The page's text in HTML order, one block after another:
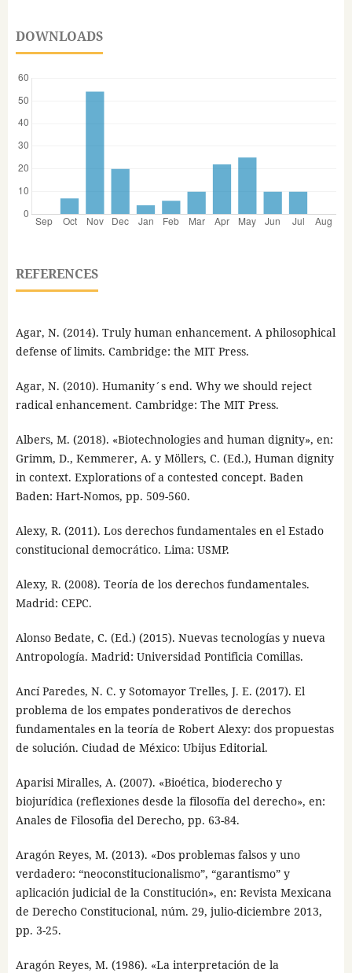
DOWNLOADS
REFERENCES
Agar, N. (2014). Truly human enhancement. A philosophical
defense of limits. Cambridge: the MIT Press.
Agar, N. (2010). Humanity´s end. Why we should reject
radical enhancement. Cambridge: The MIT Press.
Albers, M. (2018). «Biotechnologies and human dignity», en:
Grimm, D., Kemmerer, A. y Möllers, C. (Ed.), Human dignity
in context. Explorations of a contested concept. Baden
Baden: Hart-Nomos, pp. 509-560.
Alexy, R. (2011). Los derechos fundamentales en el Estado
constitucional democrático. Lima: USMP.
Alexy, R. (2008). Teoría de los derechos fundamentales.
Madrid: CEPC.
Alonso Bedate, C. (Ed.) (2015). Nuevas tecnologías y nueva
Antropología. Madrid: Universidad Pontificia Comillas.
Ancí Paredes, N. C. y Sotomayor Trelles, J. E. (2017). El
problema de los empates ponderativos de derechos
fundamentales en la teoría de Robert Alexy: dos propuestas
de solución. Ciudad de México: Ubijus Editorial.
Aparisi Miralles, A. (2007). «Bioética, bioderecho y
biojurídica (reflexiones desde la filosofía del derecho», en:
Anales de Filosofia del Derecho, pp. 63-84.
Aragón Reyes, M. (2013). «Dos problemas falsos y uno
verdadero: “neoconstitucionalismo”, “garantismo” y
aplicación judicial de la Constitución», en: Revista Mexicana
de Derecho Constitucional, núm. 29, julio-diciembre 2013,
pp. 3-25.
Aragón Reyes, M. (1986). «La interpretación de la